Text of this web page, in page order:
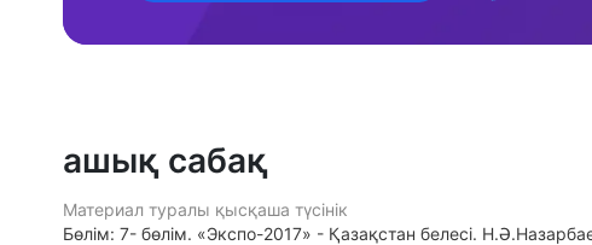
ашық сабақ
Материал туралы қысқаша түсінік
Бөлім: 7- бөлім. «Экспо-2017» - Қазақстан белесі.